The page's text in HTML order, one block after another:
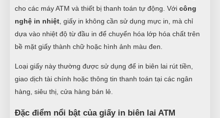
cho các máy ATM và thiết bị thanh toán tự động. Với công
nghệ in nhiệt , giấy in không cần sử dụng mực in, mà chỉ
dựa vào nhiệt độ từ đầu in để chuyển hóa lớp hóa chất trên
bề mặt giấy thành chữ hoặc hình ảnh màu đen.
Loại giấy này thường được sử dụng để in biên lai rút tiền,
giao dịch tài chính hoặc thông tin thanh toán tại các ngân
hàng, siêu thị, cửa hàng bán lẻ.
Đặc điểm nổi bật của giấy in biên lai ATM